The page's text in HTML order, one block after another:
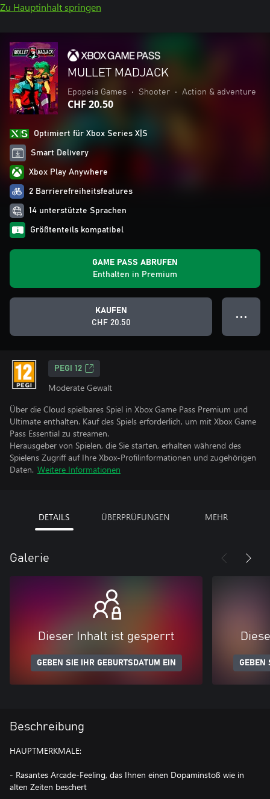
Zu Hauptinhalt springen
MULLET MADJACK
Epopeia Games • Shooter • Action & adventure
CHF 20.50
Optimiert für Xbox Series X|S
Smart Delivery
Xbox Play Anywhere
2 Barrierefreiheitsfeatures
14 unterstützte Sprachen
Größtenteils kompatibel
GAME PASS ABRUFEN
Enthalten in Premium
KAUFEN
CHF 20.50
● ● ●
PEGI 12
Moderate Gewalt
Über die Cloud spielbares Spiel in Xbox Game Pass Premium und
Ultimate enthalten. Kauf des Spiels erforderlich, um mit Xbox Game
Pass Essential zu streamen.
Herausgeber von Spielen, die Sie starten, erhalten während des
Spielens Zugriff auf Ihre Xbox-Profilinformationen und zugehörigen
Daten. Weitere Informationen
DETAILS ÜBERPRÜFUNGEN MEHR
Galerie
Dieser Inhalt ist gesperrt
GEBEN SIE IHR GEBURTSDATUM EIN GEBEN
Beschreibung
HAUPTMERKMALE:
- Rasantes Arcade-Feeling, das Ihnen einen Dopaminstoß wie in
alten Zeiten beschert